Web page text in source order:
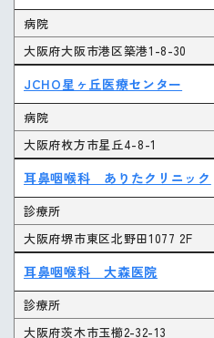
病院
大阪府大阪市港区築港1-8-30
JCHO星ヶ丘医療センター
病院
大阪府枚方市星丘4-8-1
耳鼻咽喉科 ありたクリニック
診療所
大阪府堺市東区北野田1077 2F
耳鼻咽喉科 大森医院
診療所
大阪府茨木市玉櫛2-32-13